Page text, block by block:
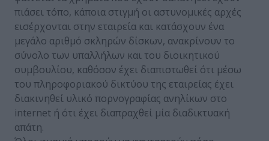
πιάσει τόπο, κάποια στιγμή οι αστυνομικές αρχές
εισέρχονται στην εταιρεία και κατάσχουν ένα
μεγάλο αριθμό σκληρών δίσκων, ανακρίνουν το
σύνολο των υπαλλήλων και του διοικητικού
συμβουλίου, καθόσον έχει διαπιστωθεί ότι μέσω
του πληροφοριακού δικτύου της εταιρείας έχει
διακινηθεί υλικό πορνογραφίας ανηλίκων στο
internet ή ότι έχει διαπραχθεί μία διαδικτυακή
απάτη.